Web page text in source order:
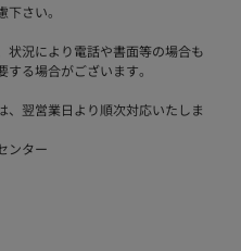
さい。
状況により電話や書面等の場合も
る場合がございます。
、翌営業日より順次対応いたしま
ンター